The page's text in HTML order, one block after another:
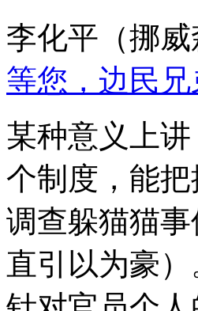
李化平（挪威
等您，边民兄
某种意义上
个制度，能
调查躲猫猫
直引以为豪